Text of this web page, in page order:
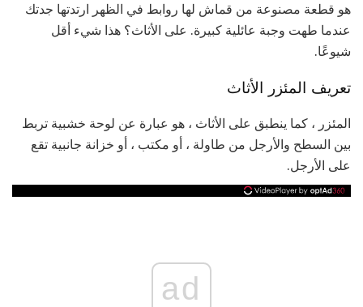
هو قطعة مصنوعة من قماش لها روابط في الظهر ارتدتها جدتك
عندما طهت وجبة عائلية كبيرة. على الأثاث؟ هذا شيء أقل
شيوعًا.
تعريف المئزر الأثاث
المئزر ، كما ينطبق على الأثاث ، هو عبارة عن لوحة خشبية تربط
بين السطح والأرجل من طاولة ، أو مكتب ، أو خزانة جانبية تقع
على الأرجل.
ad